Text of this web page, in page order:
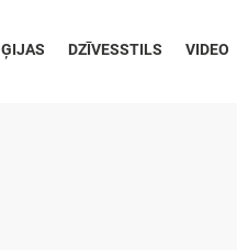
DZĪVESSTILS VIDEO